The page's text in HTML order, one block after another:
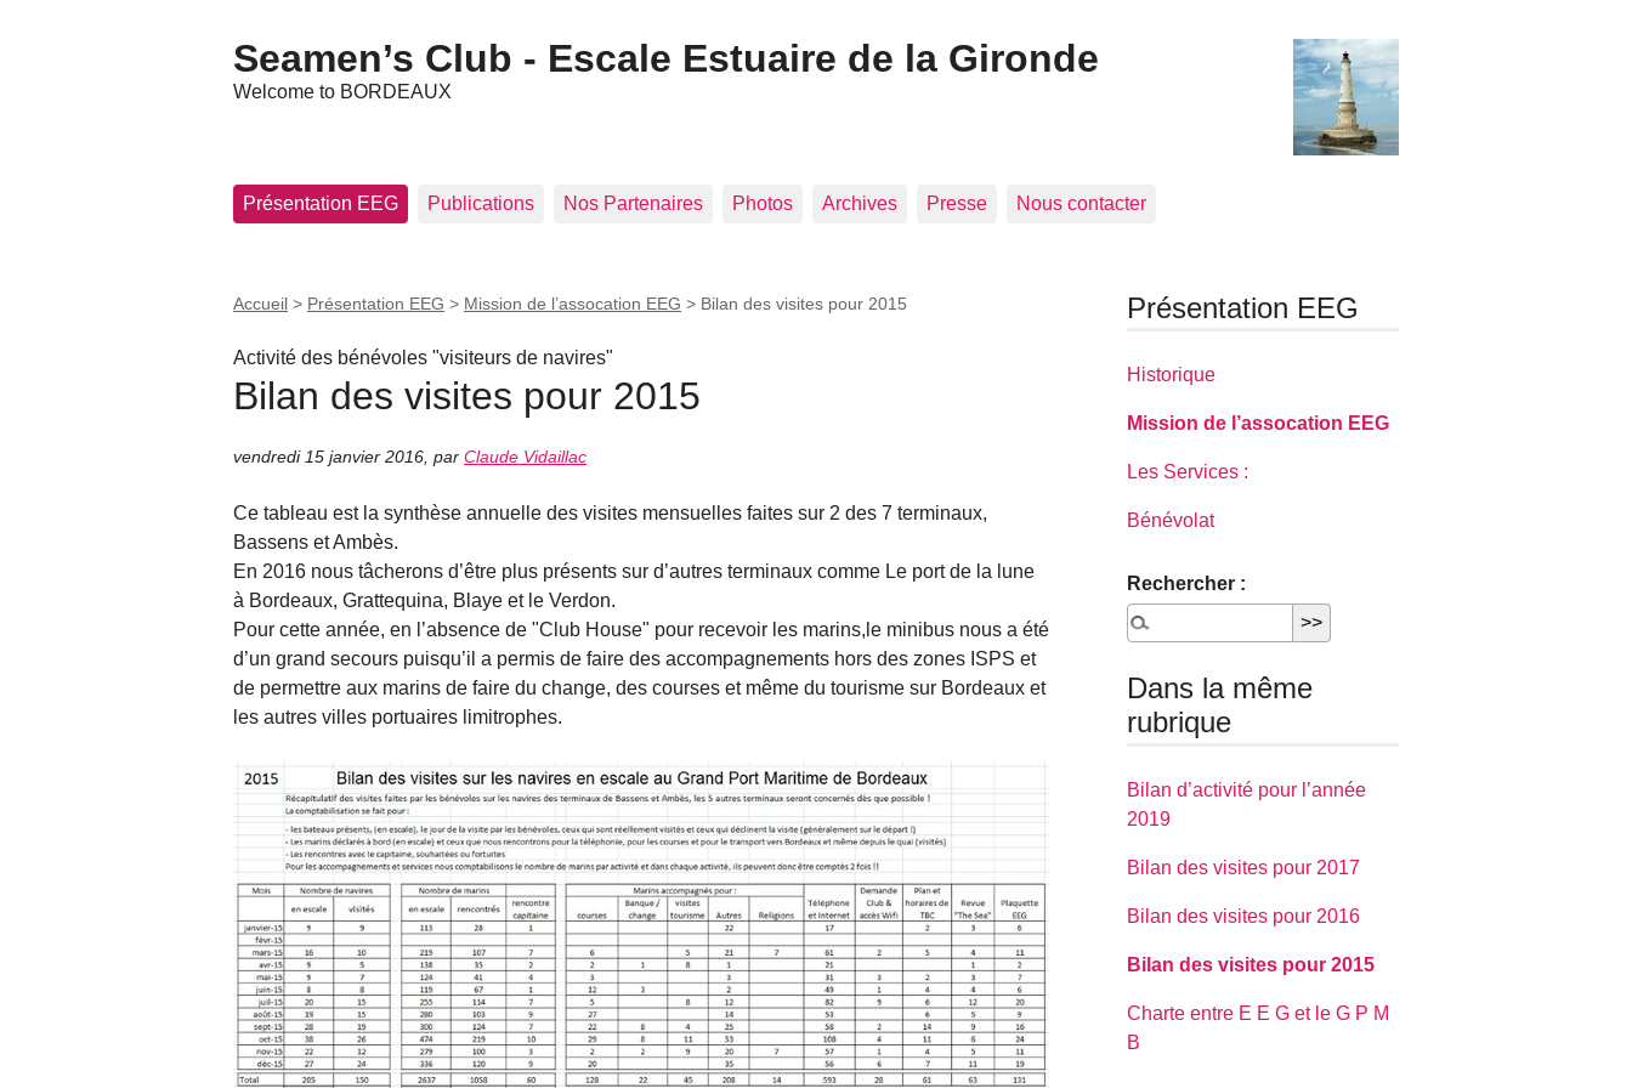
Seamen’s Club - Escale Estuaire de la Gironde
Welcome to BORDEAUX
Présentation EEG Publications Nos Partenaires Photos Archives Presse Nous contacter
Accueil > Présentation EEG > Mission de l’assocation EEG > Bilan des visites pour 2015
Activité des bénévoles "visiteurs de navires"
Bilan des visites pour 2015
vendredi 15 janvier 2016 par Claude Vidaillac
Ce tableau est la synthèse annuelle des visites mensuelles faites sur 2 des 7 terminaux,
Bassens et Ambès.
En 2016 nous tâcherons d’être plus présents sur d’autres terminaux comme Le port de la lune
à Bordeaux, Grattequina, Blaye et le Verdon.
Pour cette année, en l’absence de "Club House" pour recevoir les marins,le minibus nous a été
d’un grand secours puisqu’il a permis de faire des accompagnements hors des zones ISPS et
de permettre aux marins de faire du change, des courses et même du tourisme sur Bordeaux et
les autres villes portuaires limitrophes.
Présentation EEG
Historique
Mission de l’assocation EEG
Les Services :
Bénévolat
Rechercher :
Dans la même
rubrique
Bilan d’activité pour l’année
2019
Bilan des visites pour 2017
Bilan des visites pour 2016
Bilan des visites pour 2015
Charte entre E E G et le G P M
B